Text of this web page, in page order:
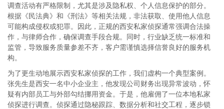
调查活动有严格限制，尤其是涉及隐私权、个人信息保护的部分。
根据《民法典》和《刑法》等相关法规，非法获取、使用他人信息
可能构成侵权或犯罪。因此，正规的西安私家侦探通常强调合法操
作，与律师合作，确保调查手段合规。同时，行业缺乏统一标准和
监管，导致服务质量参差不齐，客户需谨慎选择信誉良好的服务机
构。
为了更生动地展示西安私家侦探的工作，我们虚构一个典型案例。
张先生是西安一名中小企业主，他发现公司财务出现异常波动，怀
疑有内部员工与外部勾结挪用资金。于是，他雇佣了一位本地私家
侦探进行调查。侦探通过隐秘跟踪、数据分析和社交工程，逐步锁